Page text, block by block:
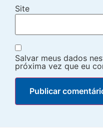
Site
Salvar meus dados
próxima vez que eu